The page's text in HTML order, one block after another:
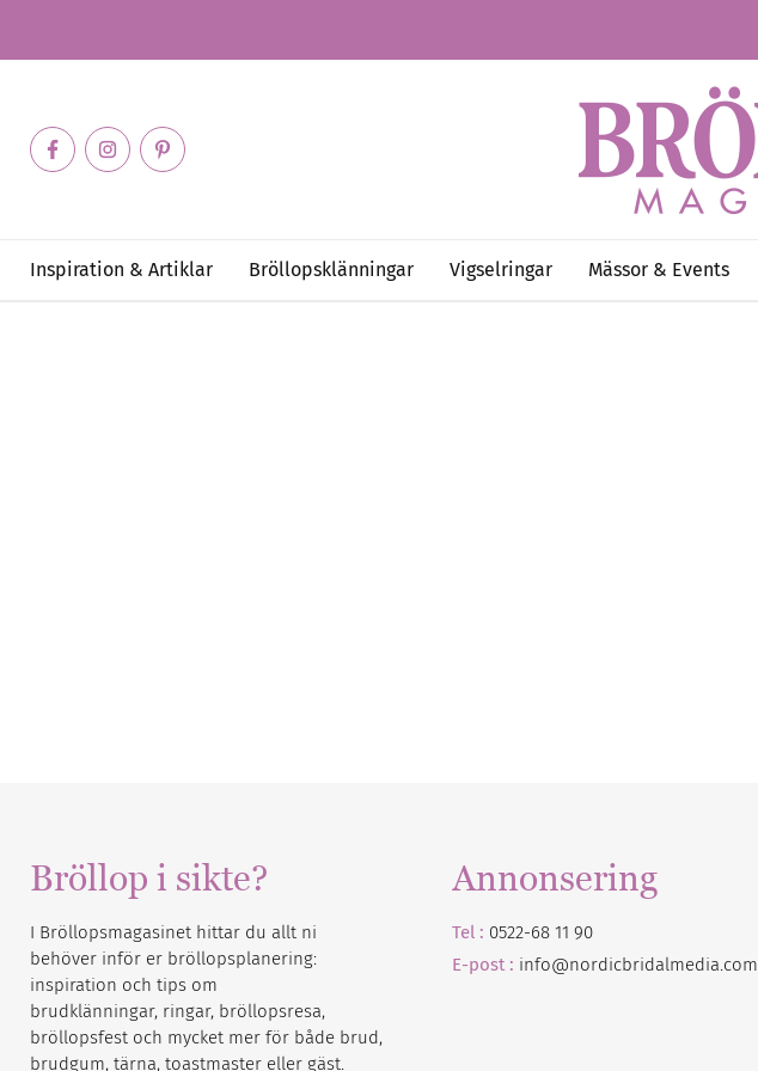
Inspiration & Artiklar Bröllopsklänningar Vigselringar Mässor & Events
Bröllop i sikte?
I Bröllopsmagasinet hittar du allt ni
behöver inför er bröllopsplanering:
inspiration och tips om
brudklänningar, ringar, bröllopsresa,
bröllopsfest och mycket mer för både brud,
brudgum, tärna, toastmaster eller gäst.
Annonsering
Tel : 0522-68 11 90
E-post : info@nordicbridalmedia.com